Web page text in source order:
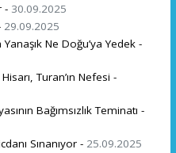
- 30.09.2025
29.09.2025
Ne Doğu’ya Yedek -
Turan’ın Nefesi -
Bağımsızlık Teminatı -
Sınanıyor - 25.09.2025